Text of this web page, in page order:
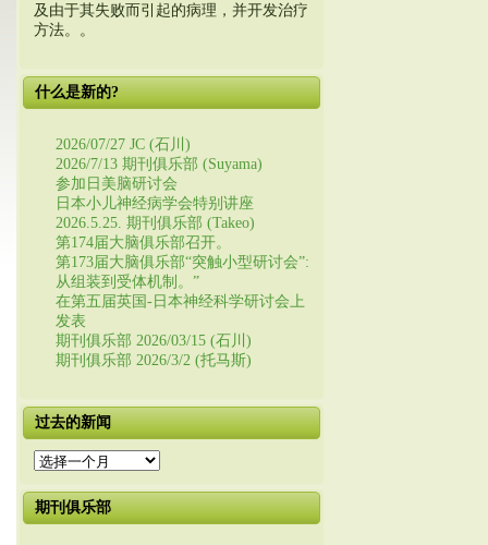
及由于其失败而引起的病理，并开发治疗
方法。。
什么是新的?
2026/07/27 JC (石川)
2026/7/13 期刊俱乐部 (Suyama)
参加日美脑研讨会
日本小儿神经病学会特别讲座
2026.5.25. 期刊俱乐部 (Takeo)
第174届大脑俱乐部召开。
第173届大脑俱乐部“突触小型研讨会”:
从组装到受体机制。”
在第五届英国-日本神经科学研讨会上
发表
期刊俱乐部 2026/03/15 (石川)
期刊俱乐部 2026/3/2 (托马斯)
过去的新闻
过
的
新
期刊俱乐部